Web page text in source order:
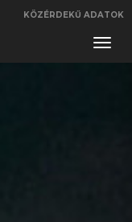
KÖZÉRDEKŰ ADATOK